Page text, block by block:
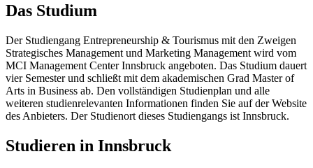
Das Studium
Der Studiengang Entrepreneurship & Tourismus mit den Zweigen
Strategisches Management und Marketing Management wird vom
MCI Management Center Innsbruck angeboten. Das Studium dauert
vier Semester und schließt mit dem akademischen Grad Master of
Arts in Business ab. Den vollständigen Studienplan und alle
weiteren studienrelevanten Informationen finden Sie auf der Website
des Anbieters. Der Studienort dieses Studiengangs ist Innsbruck.
Studieren in Innsbruck